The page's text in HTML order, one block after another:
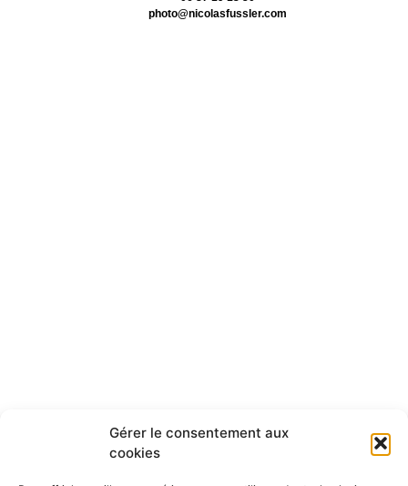
Gérer le consentement aux
cookies
photo@nicolasfussler.com